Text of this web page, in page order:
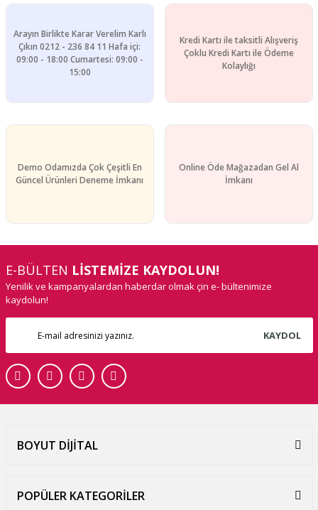
Arayın Birlikte Karar Verelim Karlı
Çıkın 0212 - 236 84 11 Hafa içi:
09:00 - 18:00 Cumartesi: 09:00 -
15:00
Kredi Kartı ile taksitli Alışveriş
Çoklu Kredi Kartı ile Ödeme
Kolaylığı
Demo Odamızda Çok Çeşitli En
Güncel Ürünleri Deneme İmkanı
Online Öde Mağazadan Gel Al
İmkanı
E-BÜLTEN LİSTEMİZE KAYDOLUN!
Yenilik ve kampanyalardan haberdar olmak çin e- bültenimize
kaydolun!
KAYDOL
BOYUT DİJİTAL
POPÜLER KATEGORİLER